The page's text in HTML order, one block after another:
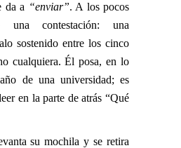
da a “enviar”. A los pocos
una contestación: una
sostenido entre los cinco
cualquiera. Él posa, en lo
de una universidad; es
en la parte de atrás “Qué
su mochila y se retira